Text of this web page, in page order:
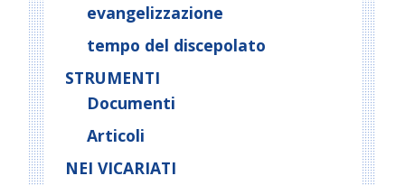
evangelizzazione
tempo del discepolato
STRUMENTI
Documenti
Articoli
NEI VICARIATI